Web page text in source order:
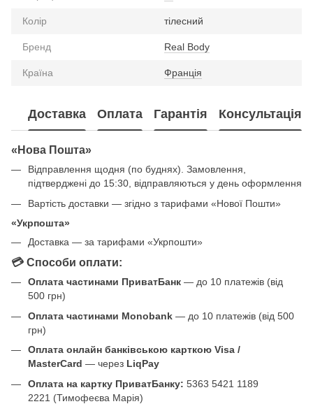
Колір тілесний
Бренд Real Body
Країна Франція
Доставка Оплата Гарантія Консультація
«Нова Пошта»
Відправлення щодня (по буднях). Замовлення,
підтверджені до 15:30, відправляються у день оформлення
Вартість доставки — згідно з тарифами «Нової Пошти»
«Укрпошта»
Доставка — за тарифами «Укрпошти»
💳 Способи оплати:
Оплата частинами ПриватБанк — до 10 платежів (від
500 грн)
Оплата частинами Monobank — до 10 платежів (від 500
грн)
Оплата онлайн банківською карткою Visa /
MasterCard — через LiqPay
Оплата на картку ПриватБанку: 5363 5421 1189
2221 (Тимофеєва Марія)